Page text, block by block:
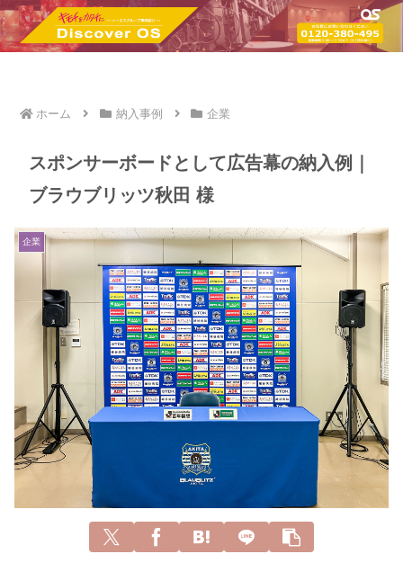
ホーム 納入事例 企業
スポンサーボードとして広告幕の納入例｜
ブラウブリッツ秋田 様
企業